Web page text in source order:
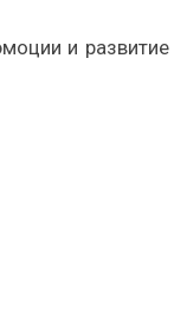
и развитие